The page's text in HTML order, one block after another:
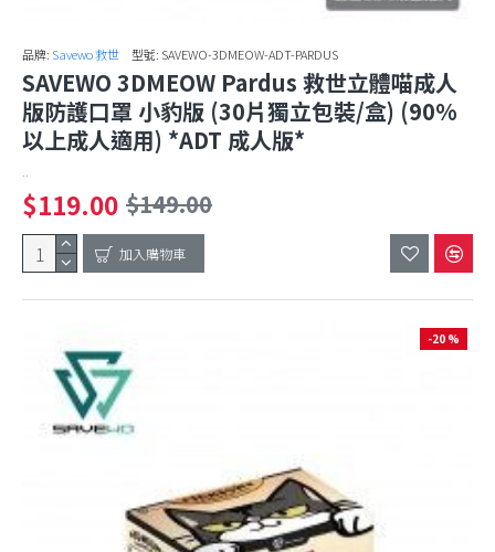
品牌: Savewo 救世 型號: SAVEWO-3DMEOW-ADT-PARDUS
SAVEWO 3DMEOW Pardus 救世立體喵成人
版防護口罩 小豹版 (30片獨立包裝/盒) (90%
以上成人適用) *ADT 成人版*
..
$119.00 $149.00
加入購物車
-20 %